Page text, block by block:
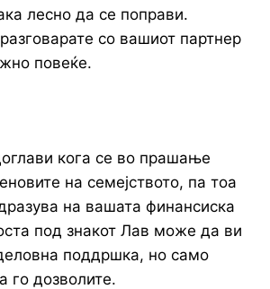
лесно да се поправи.
со вашиот партнер
повеќе.
кога се во прашање
на семејството, па тоа
на вашата финансиска
под знакот Лав може да ви
поддршка, но само
го дозволите.